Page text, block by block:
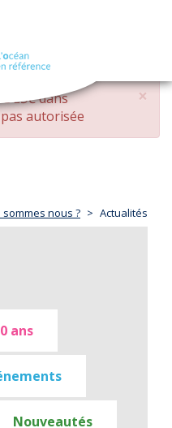
navigation
×
DESCdans
autorisée
sommes nous ? Actualités
ans
Nouveautés